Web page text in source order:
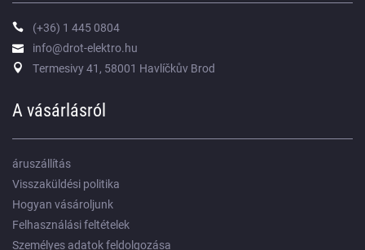
(+36) 1 445 0804
info@drot-elektro.hu
Termesivy 41, 58001 Havlíčkův Brod
A vásárlásról
áruszállítás
Visszaküldési politika
Hogyan vásároljunk
Felhasználási feltételek
Személyes adatok feldolgozása